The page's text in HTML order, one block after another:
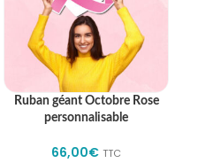
Ruban géant Octobre Rose
personnalisable
66,00€ TTC